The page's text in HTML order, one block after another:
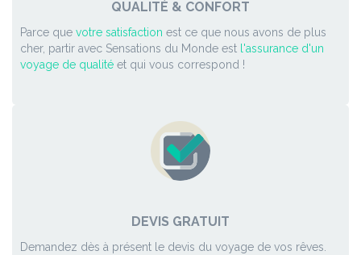
QUALITÉ & CONFORT
Parce que votre satisfaction est ce que nous avons de plus
cher, partir avec Sensations du Monde est l'assurance d'un
voyage de qualité et qui vous correspond !
DEVIS GRATUIT
Demandez dès à présent le devis du voyage de vos rêves.